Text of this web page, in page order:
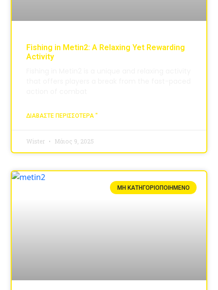
Fishing in Metin2: A Relaxing Yet Rewarding
Activity
ΔΙΑΒΆΣΤΕ ΠΕΡΙΣΣΌΤΕΡΑ "
Wister Μάιος 9, 2025
ΜΗ ΚΑΤΗΓΟΡΙΟΠΟΙΗΜΈΝΟ